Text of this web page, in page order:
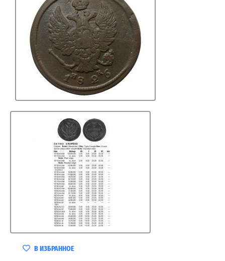
В ИЗБРАННОЕ